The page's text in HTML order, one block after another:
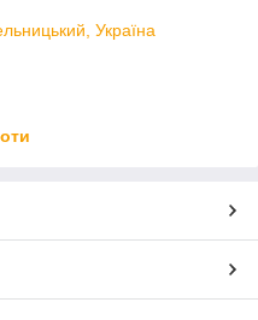
Україна